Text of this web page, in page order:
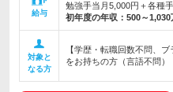
給与
勉強手当月5,000円＋各種
初年度の年収： 500～1,030
対象と
なる方
【学歴・転職回数不問、
をお持ちの方（言語不問）